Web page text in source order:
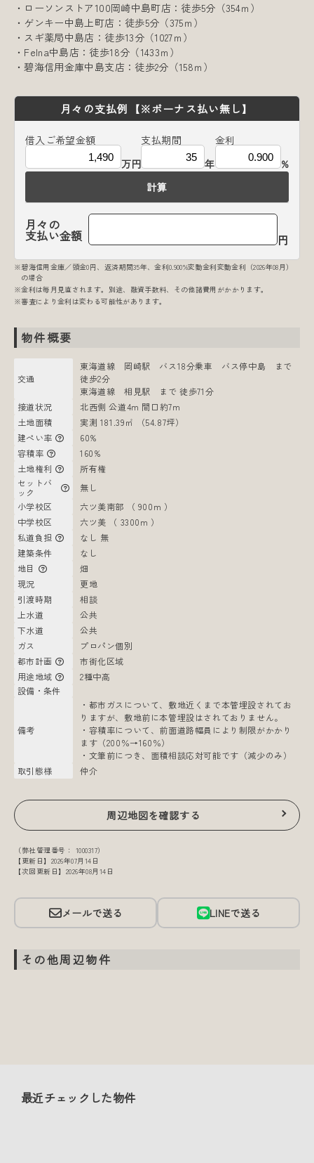
・ローソンストア100岡崎中島町店：徒歩5分（354ｍ）
・ゲンキー中島上町店：徒歩5分（375ｍ）
・スギ薬局中島店：徒歩13分（1027ｍ）
・Felna中島店：徒歩18分（1433ｍ）
・碧海信用金庫中島支店：徒歩2分（158ｍ）
月々の支払例 【※ボーナス払い無し】
借入ご希望金額
万円
支払期間
年
金利
%
計算
月々の
支払い金額 円
※碧海信用金庫／頭金0円、返済期間35年、金利0.900%変動金利変動金利（2026年08月）
の場合
※金利は毎月見直されます。別途、融資手数料、その他諸費用がかかります。
※審査により金利は変わる可能性があります。
物件概要
交通
東海道線 岡崎駅 バス18分乗車 バス停中島 まで
徒歩2分
東海道線 相見駅 まで 徒歩71分
接道状況
北西側 公道4m 間口約7m
土地面積
実測 181.39㎡ （54.87坪）
建ぺい率
60%
容積率
160%
土地権利
所有権
セットバ
ック
無し
小学校区
六ツ美南部 （ 900m ）
中学校区
六ツ美 （ 3300m ）
私道負担
なし 無
建築条件
なし
地目
畑
現況
更地
引渡時期
相談
上水道
公共
下水道
公共
ガス
プロパン個別
都市計画
市街化区域
用途地域
2種中高
設備・条件
備考
・都市ガスについて、敷地近くまで本管埋設されてお
りますが、敷地前に本管埋設はされておりません。
・容積率について、前面道路幅員により制限がかかり
ます（200％→160％）
・文筆前につき、面積相談応対可能です（減少のみ）
取引態様
仲介
周辺地図を確認する
（弊社管理番号： 1000317）
【更新日】2026年07月14日
【次回更新日】2026年08月14日
メールで送る LINEで送る
その他周辺物件
最近チェックした物件